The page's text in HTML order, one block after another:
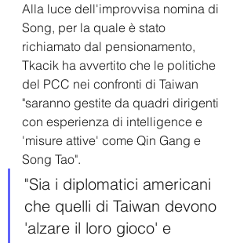
Alla luce dell'improvvisa nomina di
Song, per la quale è stato
richiamato dal pensionamento,
Tkacik ha avvertito che le politiche
del PCC nei confronti di Taiwan
"saranno gestite da quadri dirigenti
con esperienza di intelligence e
'misure attive' come Qin Gang e
Song Tao".
"Sia i diplomatici americani
che quelli di Taiwan devono
'alzare il loro gioco' e